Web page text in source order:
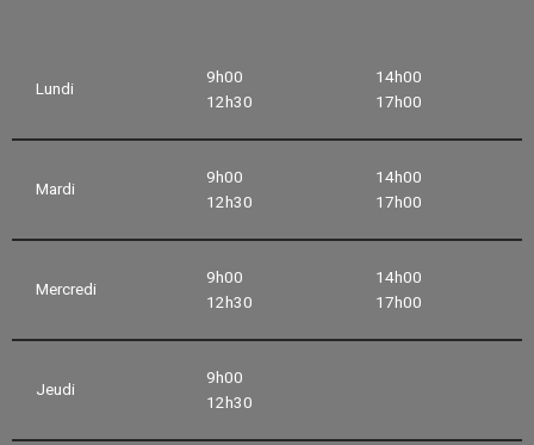
Lundi
9h00
12h30
14h00
17h00
Mardi
9h00
12h30
14h00
17h00
Mercredi
9h00
12h30
14h00
17h00
Jeudi
9h00
12h30